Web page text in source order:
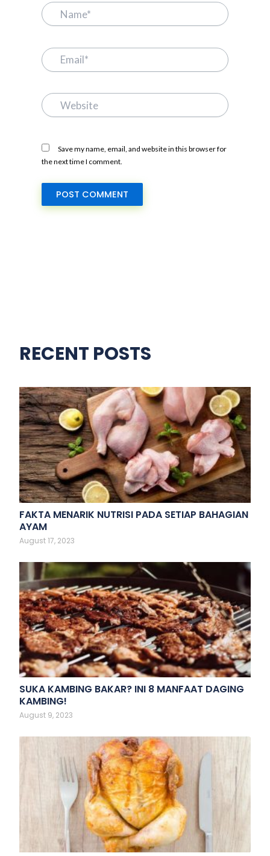
Name*
Email*
Website
Save my name, email, and website in this browser for
the next time I comment.
RECENT POSTS
FAKTA MENARIK NUTRISI PADA SETIAP BAHAGIAN
AYAM
August 17, 2023
SUKA KAMBING BAKAR? INI 8 MANFAAT DAGING
KAMBING!
August 9, 2023